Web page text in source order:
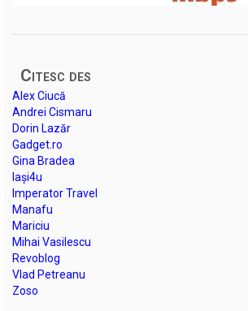
Citesc des
Alex Ciucă
Andrei Cismaru
Dorin Lazăr
Gadget.ro
Gina Bradea
Iași4u
Imperator Travel
Manafu
Mariciu
Mihai Vasilescu
Revoblog
Vlad Petreanu
Zoso